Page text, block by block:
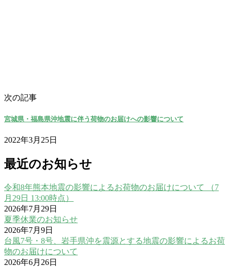
次の記事
宮城県・福島県沖地震に伴う荷物のお届けへの影響について
2022年3月25日
最近のお知らせ
令和8年熊本地震の影響によるお荷物のお届けについて （7
月29日 13:00時点）
2026年7月29日
夏季休業のお知らせ
2026年7月9日
台風7号・8号、岩手県沖を震源とする地震の影響によるお荷
物のお届けについて
2026年6月26日